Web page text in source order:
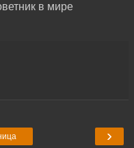
в мире
›